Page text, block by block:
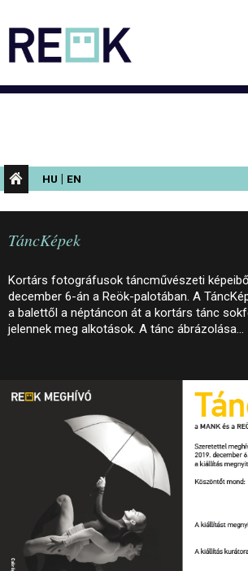
HU | EN
PROGRAMOK
AZ ÉPÜLET
INFORMÁCIÓK
ELÉRHETŐSÉG
PALOTASÉTÁK ÉS
KÖZÉRDEKŰ ADATOK
TáncKépek
Kortárs fotográfusok táncművészeti
december 6-án a Reök-palotában. A
a balettől a néptáncon át a kortárs tánc
jelennek meg alkotások. A tánc ábrázolása…